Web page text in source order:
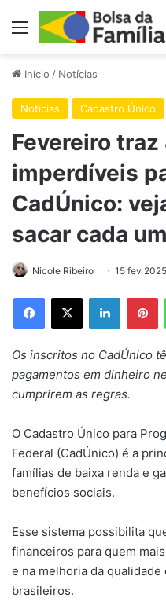
Menu
Início / Notícias
Notícias Cadastro Único
Fevereiro
imperdíveis
CadÚnico:
sacar cada
Nicole Ribeiro 15 fev
Facebook
X Linkedin
Os inscritos no CadÚnico
pagamentos em dinheiro
cumprirem as regras.
O Cadastro Único para
Federal (CadÚnico) é a
famílias de baixa renda e
benefícios sociais.
Esse sistema possibilita
financeiros para quem
e na melhoria da
brasileiros.